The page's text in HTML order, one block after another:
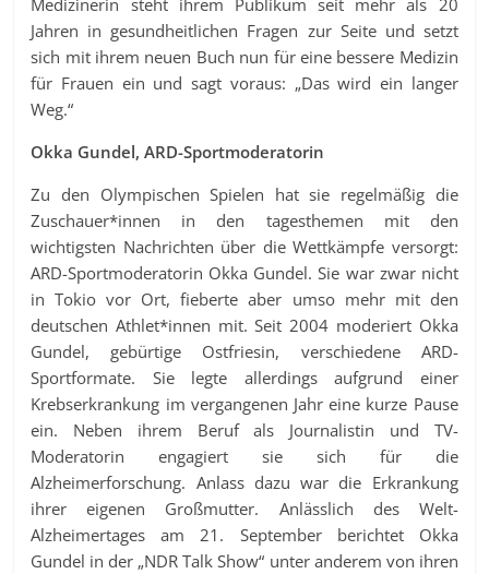
Medizinerin steht ihrem Publikum seit mehr als 20
Jahren in gesundheitlichen Fragen zur Seite und setzt
sich mit ihrem neuen Buch nun für eine bessere Medizin
für Frauen ein und sagt voraus: „Das wird ein langer
Weg.“
Okka Gundel, ARD-Sportmoderatorin
Zu den Olympischen Spielen hat sie regelmäßig die
Zuschauer*innen in den tagesthemen mit den
wichtigsten Nachrichten über die Wettkämpfe versorgt:
ARD-Sportmoderatorin Okka Gundel. Sie war zwar nicht
in Tokio vor Ort, fieberte aber umso mehr mit den
deutschen Athlet*innen mit. Seit 2004 moderiert Okka
Gundel, gebürtige Ostfriesin, verschiedene ARD-
Sportformate. Sie legte allerdings aufgrund einer
Krebserkrankung im vergangenen Jahr eine kurze Pause
ein. Neben ihrem Beruf als Journalistin und TV-
Moderatorin engagiert sie sich für die
Alzheimerforschung. Anlass dazu war die Erkrankung
ihrer eigenen Großmutter. Anlässlich des Welt-
Alzheimertages am 21. September berichtet Okka
Gundel in der „NDR Talk Show“ unter anderem von ihren